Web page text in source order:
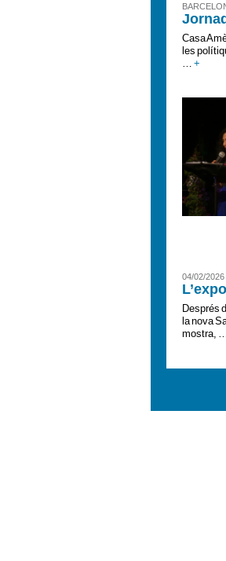
Casa
les
+
04/02/2026
Després
la nova
mostra, …